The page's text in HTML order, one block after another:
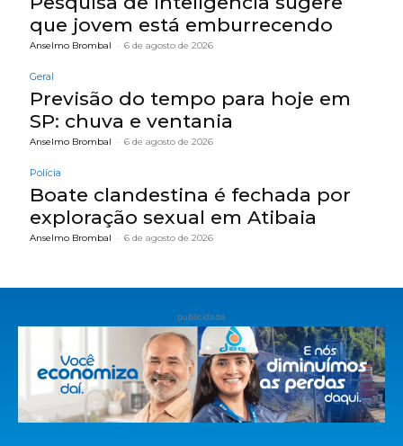
que jovem está emburrecendo
Anselmo Brombal - 6 de agosto de 2026
Geral
Previsão do tempo para hoje em
SP: chuva e ventania
Anselmo Brombal - 6 de agosto de 2026
Polícia
Boate clandestina é fechada por
exploração sexual em Atibaia
Anselmo Brombal - 6 de agosto de 2026
publicidade